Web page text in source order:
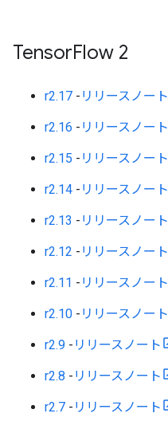
TensorFlow 2
r2.17 - リリースノート
r2.16 - リリースノート
r2.15 - リリースノート
r2.14 - リリースノート
r2.13 - リリースノート
r2.12 - リリースノート
r2.11 - リリースノート
r2.10 - リリースノート
r2.9 - リリースノート
r2.8 - リリースノート
r2.7 - リリースノート